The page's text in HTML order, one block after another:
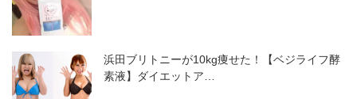
浜田ブリトニーが10kg痩せた！【ベジライフ酵
素液】ダイエットア…